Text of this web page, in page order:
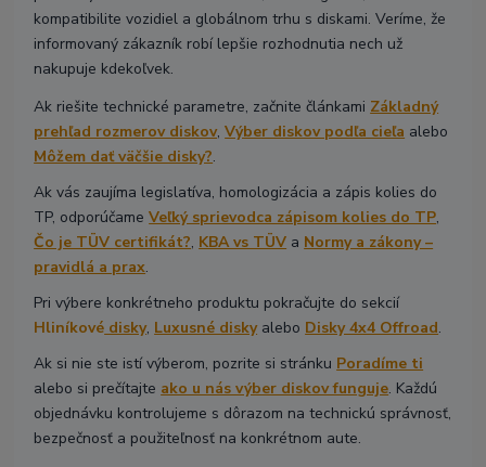
kompatibilite vozidiel a globálnom trhu s diskami. Veríme, že
informovaný zákazník robí lepšie rozhodnutia nech už
nakupuje kdekoľvek.
Ak riešite technické parametre, začnite článkami Základný
prehľad rozmerov diskov,Výber diskov podľa cieľa alebo
Môžem dať väčšie disky?.
Ak vás zaujíma legislatíva, homologizácia a zápis kolies do
TP, odporúčameVeľký sprievodca zápisom kolies do TP,
Čo je TÜV certifikát?, KBA vs TÜV a Normy a zákony –
pravidlá a prax.
Pri výbere konkrétneho produktu pokračujte do sekcií
Hliníkové disky, Luxusné diskyalebo Disky 4x4 Offroad.
Ak si nie ste istí výberom, pozrite si stránku Poradíme ti
alebo si prečítajte ako u nás výber diskov funguje. Každú
objednávku kontrolujeme s dôrazom na technickú správnosť,
bezpečnosť a použiteľnosť na konkrétnom aute.